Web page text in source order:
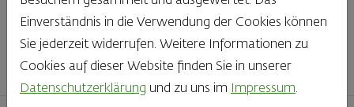
Namen auch verdient – das schmeckt man einfach!
Finden Sie Ihr Lieblingsprodukt
Einverständnis in die Verwendung der Cookies können
Sie jederzeit widerrufen. Weitere Informationen zu
Cookies auf dieser Website finden Sie in unserer
Datenschutzerklärung und zu uns im Impressum.